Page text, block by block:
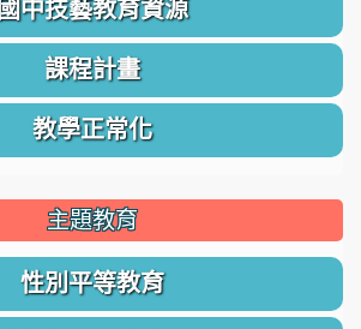
國中技藝教育資源
課程計畫
教學正常化
主題教育
性別平等教育